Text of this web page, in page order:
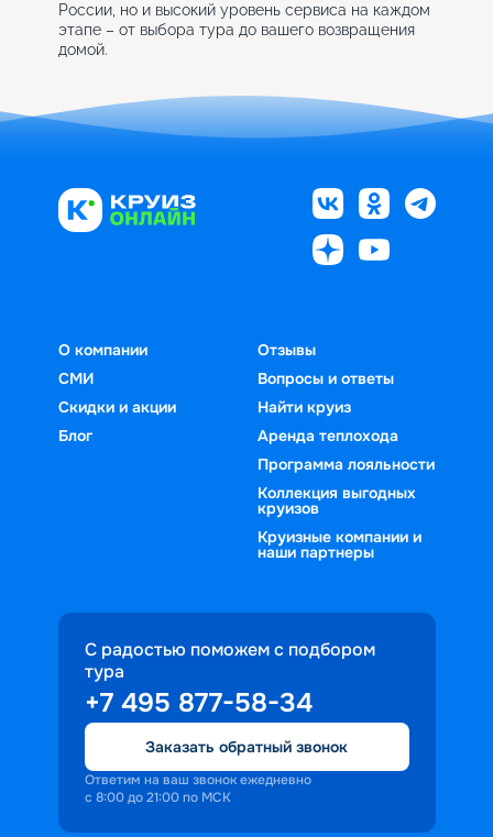
России, но и высокий уровень сервиса на каждом
этапе – от выбора тура до вашего возвращения
домой.
О компании
СМИ
Скидки и акции
Блог
Отзывы
Вопросы и ответы
Найти круиз
Аренда теплохода
Программа лояльности
Коллекция выгодных
круизов
Круизные компании и
наши партнеры
С радостью поможем с подбором
тура
+7 495 877-58-34
Заказать обратный звонок
Ответим на ваш звонок ежедневно
с 8:00 до 21:00 по МСК